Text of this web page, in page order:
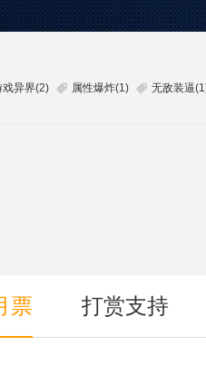
戏异界(2)  属性爆炸(1)  无敌装逼
票 打赏支持